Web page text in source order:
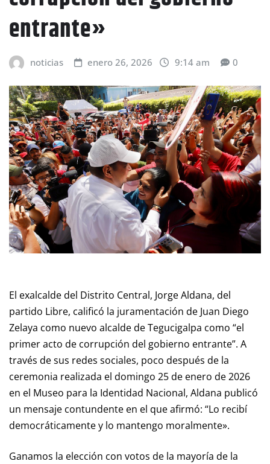
entrante»
noticias enero 26, 2026 9:14 am 0
El exalcalde del Distrito Central, Jorge Aldana, del
partido Libre, calificó la juramentación de Juan Diego
Zelaya como nuevo alcalde de Tegucigalpa como “el
primer acto de corrupción del gobierno entrante”. A
través de sus redes sociales, poco después de la
ceremonia realizada el domingo 25 de enero de 2026
en el Museo para la Identidad Nacional, Aldana publicó
un mensaje contundente en el que afirmó: “Lo recibí
democráticamente y lo mantengo moralmente».
Ganamos la elección con votos de la mayoría de la